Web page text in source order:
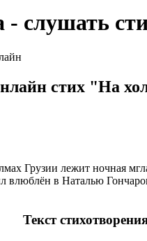
- слушать
стих "На
Грузии лежит ночная
в Наталью
Текст